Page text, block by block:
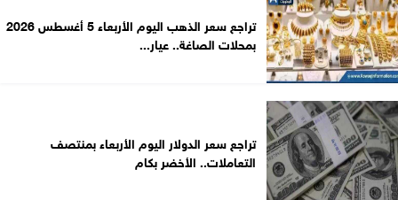
تراجع سعر الذهب اليوم الأربعاء 5 أغسطس 2026
بمحلات الصاغة.. عيار...
تراجع سعر الدولار اليوم الأربعاء بمنتصف
التعاملات.. الأخضر بكام